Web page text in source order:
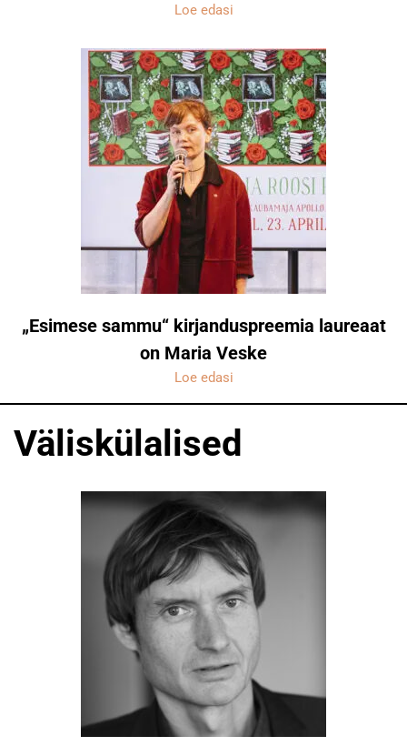
Loe edasi
„Esimese sammu“ kirjanduspreemia laureaat
on Maria Veske
Loe edasi
Väliskülalised